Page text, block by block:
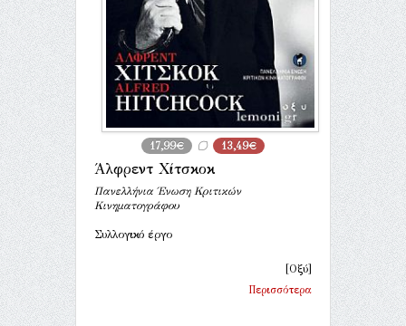
17,99€ 13,49€
Άλφρεντ Χίτσκοκ
Πανελλήνια Ένωση Κριτικών
Κινηματογράφου
Συλλογικό έργο
[Οξύ]
Περισσότερα